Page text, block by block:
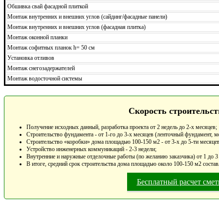
Обшивка свай фасадной плиткой
Монтаж внутренних и внешних углов (сайдинг/фасадные панели)
Монтаж внутренних и внешних углов (фасадная плитка)
Монтаж оконной планки
Монтаж софитных планок h= 50 см
Установка отливов
Монтаж снегозадержателей
Монтаж водосточной системы
Скорость
Получение исходных данный, разработка проекта от 2 недель до 2-х месяцев;
Строительство фундамента - от 1-го до 3-х месяцев (ленточный фундамент,
Строительство «коробки» дома площадью 100-150 м2 - от 3-х до 5-ти
Устройство инженерных коммуникаций - 2-3 недели;
Внутренние и наружные отделочные работы (по желанию заказчика) от 1 до
В итоге, средний срок строительства дома площадью около 100-150 м2
Бесплатный расчет